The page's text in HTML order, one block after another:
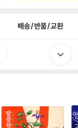
배송/반품/교환